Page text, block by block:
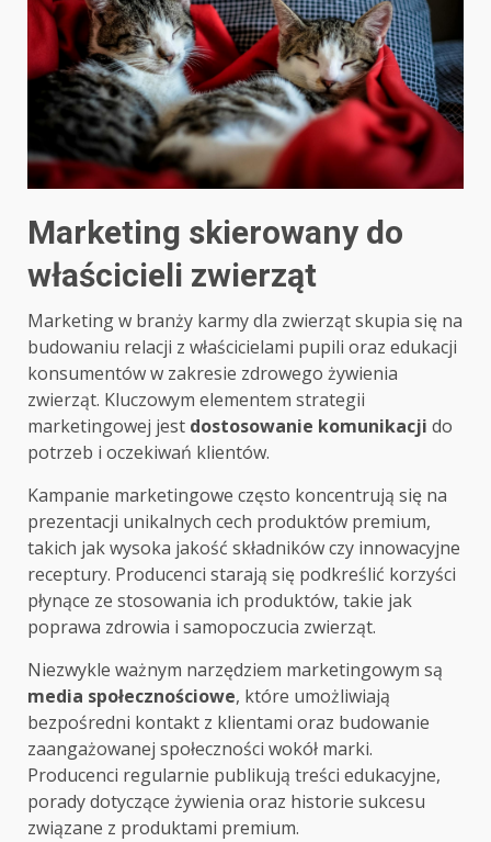
Marketing skierowany do
właścicieli zwierząt
Marketing w branży karmy dla zwierząt skupia się na
budowaniu relacji z właścicielami pupili oraz edukacji
konsumentów w zakresie zdrowego żywienia
zwierząt. Kluczowym elementem strategii
marketingowej jest dostosowanie komunikacji do
potrzeb i oczekiwań klientów.
Kampanie marketingowe często koncentrują się na
prezentacji unikalnych cech produktów premium,
takich jak wysoka jakość składników czy innowacyjne
receptury. Producenci starają się podkreślić korzyści
płynące ze stosowania ich produktów, takie jak
poprawa zdrowia i samopoczucia zwierząt.
Niezwykle ważnym narzędziem marketingowym są
media społecznościowe, które umożliwiają
bezpośredni kontakt z klientami oraz budowanie
zaangażowanej społeczności wokół marki.
Producenci regularnie publikują treści edukacyjne,
porady dotyczące żywienia oraz historie sukcesu
związane z produktami premium.